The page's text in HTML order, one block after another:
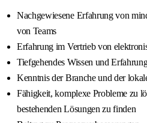
Nachgewiesene Erfahrung von
von Teams
Erfahrung im Vertrieb von
Tiefgehendes Wissen und
Kenntnis der Branche und der
Fähigkeit, komplexe Probleme zu
bestehenden Lösungen zu finden